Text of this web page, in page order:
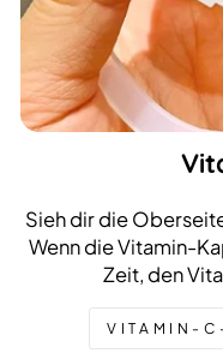
Sieh dir die
Wenn die Vitamin-
Zeit, den
VITAMIN-